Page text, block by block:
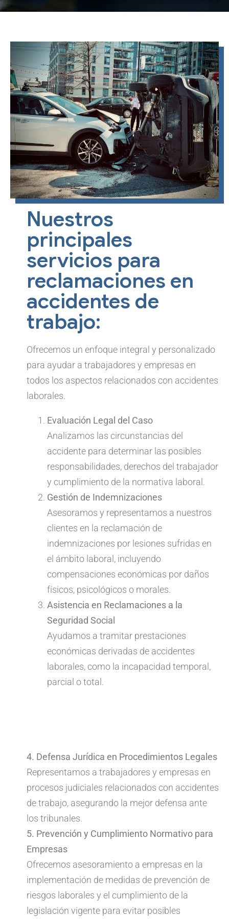
Nuestros
principales
servicios para
reclamaciones en
accidentes de
trabajo:
Ofrecemos un enfoque integral y personalizado
para ayudar a trabajadores y empresas en
todos los aspectos relacionados con accidentes
laborales.
Evaluación Legal del Caso
Analizamos las circunstancias del
accidente para determinar las posibles
responsabilidades, derechos del trabajador
y cumplimiento de la normativa laboral.
Gestión de Indemnizaciones
Asesoramos y representamos a nuestros
clientes en la reclamación de
indemnizaciones por lesiones sufridas en
el ámbito laboral, incluyendo
compensaciones económicas por daños
físicos, psicológicos o morales.
Asistencia en Reclamaciones a la
Seguridad Social
Ayudamos a tramitar prestaciones
económicas derivadas de accidentes
laborales, como la incapacidad temporal,
parcial o total.
4. Defensa Jurídica en Procedimientos Legales
Representamos a trabajadores y empresas en
procesos judiciales relacionados con accidentes
de trabajo, asegurando la mejor defensa ante
los tribunales.
5. Prevención y Cumplimiento Normativo para
Empresas
Ofrecemos asesoramiento a empresas en la
implementación de medidas de prevención de
riesgos laborales y el cumplimiento de la
legislación vigente para evitar posibles